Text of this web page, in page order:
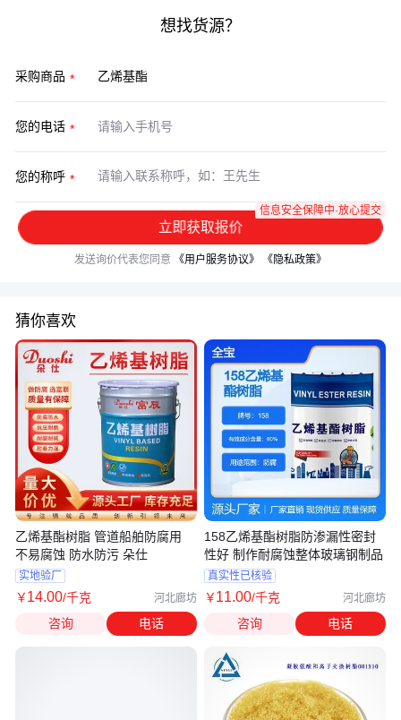
想找货源？
采购商品
您的电话
您的称呼
立即获取报价
信息安全保障中·放心提交
发送询价代表您同意 《用户服务协议》 《隐私政策》
猜你喜欢
乙烯基酯树脂 管道船舶防腐用
不易腐蚀 防水防污 朵仕
实地验厂
￥14.00/千克 河北廊坊
咨询 电话
158乙烯基酯树脂防渗漏性密封
性好 制作耐腐蚀整体玻璃钢制品
真实性已核验
￥11.00/千克 河北廊坊
咨询 电话